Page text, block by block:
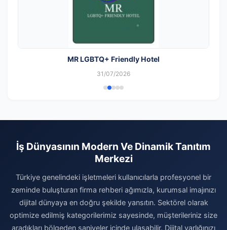
MR LGBTQ+ Friendly Hotel
31/07/2026
İş Dünyasının Modern Ve Dinamik Tanıtım
Merkezi
Türkiye genelindeki işletmeleri kullanıcılarla profesyonel bir
zeminde buluşturan firma rehberi ağımızla, kurumsal imajınızı
dijital dünyaya en doğru şekilde yansıtın. Sektörel olarak
optimize edilmiş kategorilerimiz sayesinde, müşterileriniz size
aradıkları bölgeden saniyeler içinde ulaşabilir. Dijital varlığınızı